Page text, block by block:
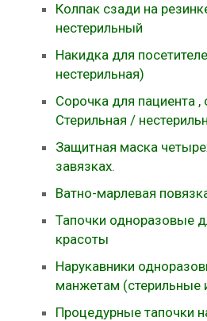
Колпак сзади на
нестерильный
Накидка для
нестерильная)
Сорочка для пациента
Стерильная /
Защитная маска
завязках.
Ватно-марлевая
Тапочки одноразовые
красоты
Нарукавники
манжетам (стерильные
Процедурные тапочки